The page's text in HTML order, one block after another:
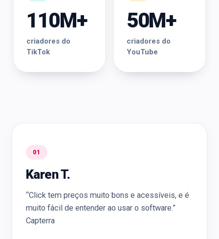
110M+
criadores do
TikTok
50M+
criadores do
YouTube
01
Karen T.
“Click tem preços muito bons e acessíveis, e é
muito fácil de entender ao usar o software.”
Capterra